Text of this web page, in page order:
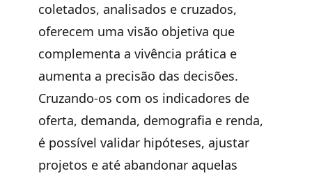
coletados, analisados e cruzados,
oferecem uma visão objetiva que
complementa a vivência prática e
aumenta a precisão das decisões.
Cruzando-os com os indicadores de
oferta, demanda, demografia e renda,
é possível validar hipóteses, ajustar
projetos e até abandonar aquelas